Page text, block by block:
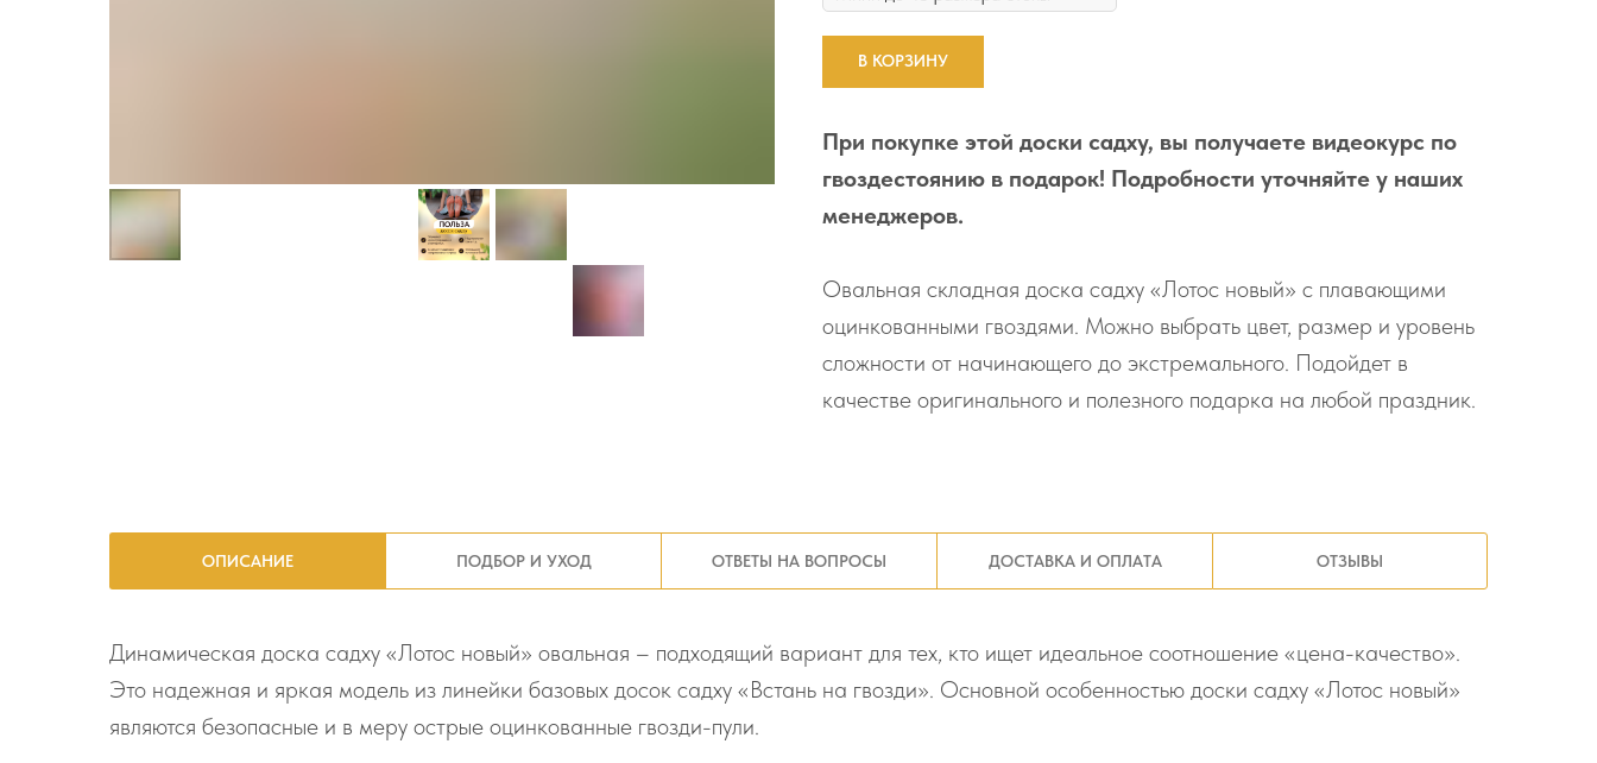
В КОРЗИНУ
При покупке этой доски садху, вы получаете видеокурс по
гвоздестоянию в подарок! Подробности уточняйте у наших
менеджеров.
Овальная складная доска садху «Лотос новый» с плавающими
оцинкованными гвоздями. Можно выбрать цвет, размер и уровень
сложности от начинающего до экстремального. Подойдет в
качестве оригинального и полезного подарка на любой праздник.
ОПИСАНИЕ ПОДБОР И УХОД ОТВЕТЫ НА ВОПРОСЫ ДОСТАВКА И ОПЛАТА ОТЗЫВЫ
Динамическая доска садху «Лотос новый» овальная – подходящий вариант для тех, кто ищет идеальное соотношение «цена-качество».
Это надежная и яркая модель из линейки базовых досок садху «Встань на гвозди». Основной особенностью доски садху «Лотос новый»
являются безопасные и в меру острые оцинкованные гвозди-пули.